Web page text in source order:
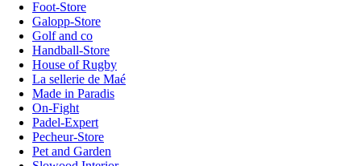
Foot-Store
Galopp-Store
Golf and co
Handball-Store
House of Rugby
La sellerie de Maé
Made in Paradis
On-Fight
Padel-Expert
Pecheur-Store
Pet and Garden